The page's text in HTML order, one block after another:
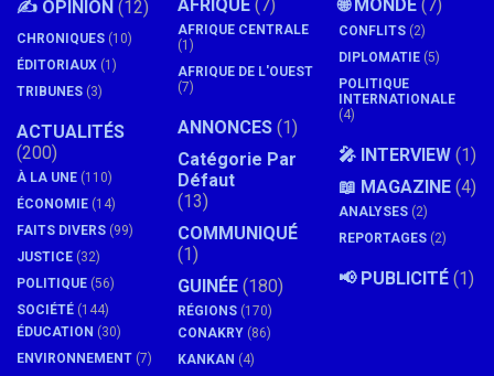
✍️ OPINION (12)
CHRONIQUES (10)
ÉDITORIAUX (1)
TRIBUNES (3)
ACTUALITÉS
(200)
À LA UNE (110)
ÉCONOMIE (14)
FAITS DIVERS (99)
JUSTICE (32)
POLITIQUE (56)
SOCIÉTÉ (144)
ÉDUCATION (30)
ENVIRONNEMENT (7)
AFRIQUE (7)
AFRIQUE CENTRALE
(1)
AFRIQUE DE L'OUEST
(7)
ANNONCES (1)
Catégorie Par
Défaut
(13)
COMMUNIQUÉ
(1)
GUINÉE (180)
RÉGIONS (170)
CONAKRY (86)
KANKAN (4)
🌐 MONDE (7)
CONFLITS (2)
DIPLOMATIE (5)
POLITIQUE
INTERNATIONALE
(4)
🎤 INTERVIEW (1)
📖 MAGAZINE (4)
ANALYSES (2)
REPORTAGES (2)
📢 PUBLICITÉ (1)